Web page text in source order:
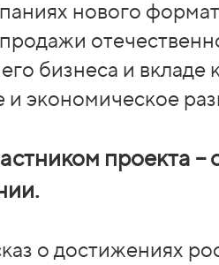
нового
бизнеса и вкладе
и экономическое
проекта –
о достижениях